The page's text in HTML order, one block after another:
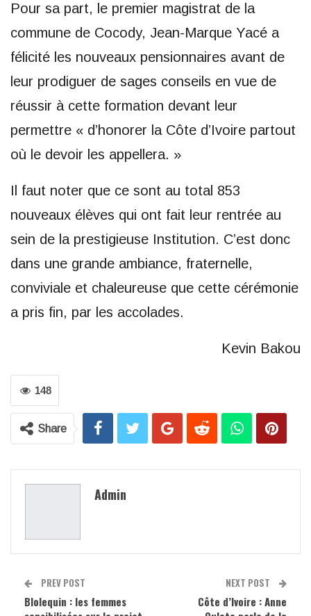
Pour sa part, le premier magistrat de la
commune de Cocody, Jean-Marque Yacé a
félicité les nouveaux pensionnaires avant de
leur prodiguer de sages conseils en vue de
réussir à cette formation devant leur
permettre « d’honorer la Côte d’Ivoire partout
où le devoir les appellera. »
Il faut noter que ce sont au total 853
nouveaux élèves qui ont fait leur rentrée au
sein de la prestigieuse Institution. C’est donc
dans une grande ambiance, fraternelle,
conviviale et chaleureuse que cette cérémonie
a pris fin, par les accolades.
Kevin Bakou
148
Share
Admin
PREV POST
Blolequin : les femmes
NEXT POST
Côte d’Ivoire : Anne